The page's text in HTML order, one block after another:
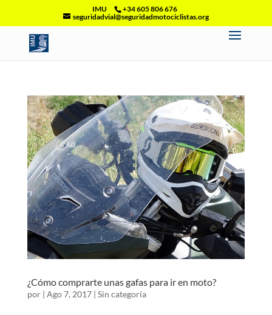
IMU
+34 605 806 676
seguridadvial@seguridadmotociclistas.org
¿Cómo comprarte unas gafas para ir en moto?
por | Ago 7, 2017| Sin categoría